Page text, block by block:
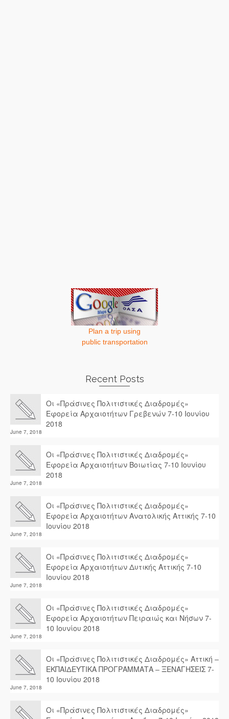
Plan a trip using
public transportation
Recent Posts
Οι «Πράσινες Πολιτιστικές Διαδρομές»
Εφορεία Αρχαιοτήτων Γρεβενών 7-10 Ιουνίου
2018
June 7, 2018
Οι «Πράσινες Πολιτιστικές Διαδρομές»
Εφορεία Αρχαιοτήτων Βοιωτίας 7-10 Ιουνίου
2018
June 7, 2018
Οι «Πράσινες Πολιτιστικές Διαδρομές»
Εφορεία Αρχαιοτήτων Ανατολικής Αττικής 7-10
Ιουνίου 2018
June 7, 2018
Οι «Πράσινες Πολιτιστικές Διαδρομές»
Εφορεία Αρχαιοτήτων Δυτικής Αττικής 7-10
Ιουνίου 2018
June 7, 2018
Οι «Πράσινες Πολιτιστικές Διαδρομές»
Εφορεία Αρχαιοτήτων Πειραιώς και Νήσων 7-
10 Ιουνίου 2018
June 7, 2018
Οι «Πράσινες Πολιτιστικές Διαδρομές» Αττική –
ΕΚΠΑΙΔΕΥΤΙΚΑ ΠΡΟΓΡΑΜΜΑΤΑ – ΞΕΝΑΓΗΣΕΙΣ 7-
10 Ιουνίου 2018
June 7, 2018
Οι «Πράσινες Πολιτιστικές Διαδρομές»